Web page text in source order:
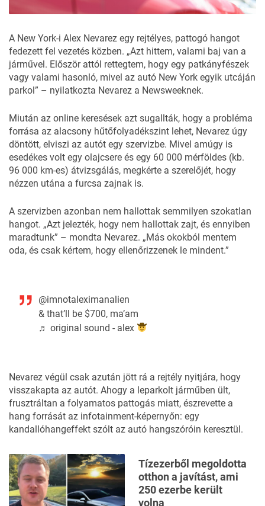
A New York-i Alex Nevarez egy rejtélyes, pattogó hangot
fedezett fel vezetés közben. „Azt hittem, valami baj van a
járművel. Először attól rettegtem, hogy egy patkányfészek
vagy valami hasonló, mivel az autó New York egyik utcáján
parkol” – nyilatkozta Nevarez a Newsweeknek.
Miután az online keresések azt sugallták, hogy a probléma
forrása az alacsony hűtőfolyadékszint lehet, Nevarez úgy
döntött, elviszi az autót egy szervizbe. Mivel amúgy is
esedékes volt egy olajcsere és egy 60 000 mérföldes (kb.
96 000 km-es) átvizsgálás, megkérte a szerelőjét, hogy
nézzen utána a furcsa zajnak is.
A szervizben azonban nem hallottak semmilyen szokatlan
hangot. „Azt jelezték, hogy nem hallottak zajt, és ennyiben
maradtunk” – mondta Nevarez. „Más okokból mentem
oda, és csak kértem, hogy ellenőrizzenek le mindent.”
@imnotaleximanalien
& that’ll be $700, ma’am
♬ original sound - alex
Nevarez végül csak azután jött rá a rejtély nyitjára, hogy
visszakapta az autót. Ahogy a leparkolt járműben ült,
frusztráltan a folyamatos pattogás miatt, észrevette a
hang forrását az infotainment-képernyőn: egy
kandallóhangeffekt szólt az autó hangszóróin keresztül.
Tízezerből megoldotta
otthon a javítást, ami
250 ezerbe került
volna